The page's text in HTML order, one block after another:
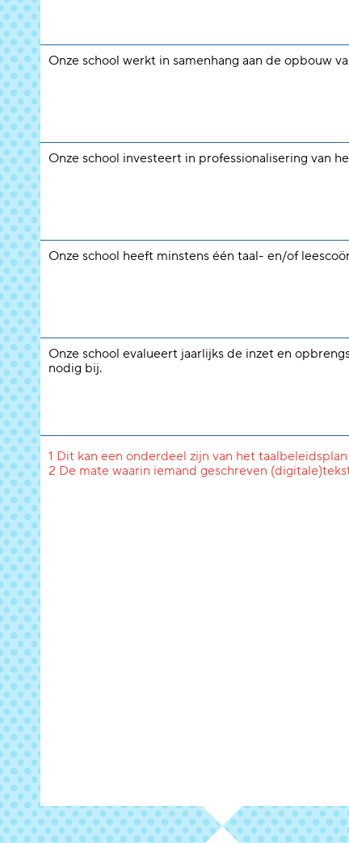
Onze school werkt in samenhang aan de opbouw
Onze school investeert in professionalisering van
Onze school heeft minstens één taal- en/of
Onze school evalueert jaarlijks de inzet en
nodig bij.
1 Dit kan een onderdeel zijn van het
2 De mate waarin iemand geschreven